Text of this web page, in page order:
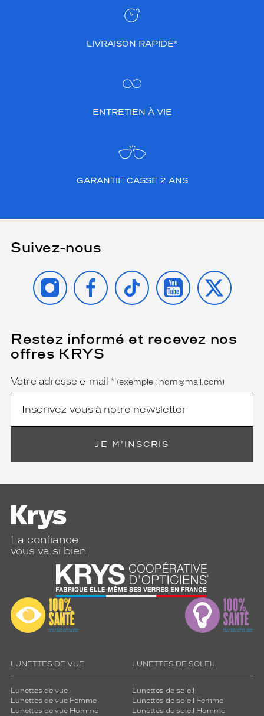
LIVRAISON RAPIDE*
ENTRETIEN À VIE
GARANTIE CASSE 2 ANS
Suivez-nous
INSTAGRAMFACEBOOK
TIKTOK YOUTUBE
X
Restez informé et recevez nos
offres KRYS
Name
Votre adresse e-mail *
(Ce
champ
est
(exemple : nom@mail.com)
JE M'INSCRIS
La confiance
vous va si bien
LUNETTES DE VUE
Lunettes de vue
Lunettes de vue Femme
Lunettes de vue Homme
LUNETTES DE SOLEIL
Lunettes de soleil
Lunettes de soleil Femme
Lunettes de soleil Homme